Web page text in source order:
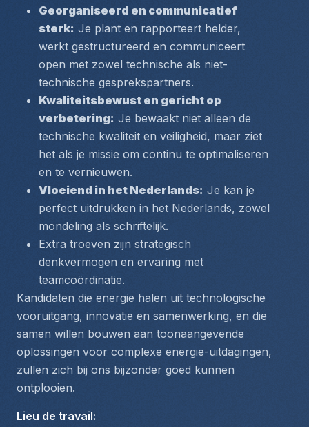
Georganiseerd en communicatief
sterk: Je plant en rapporteert helder,
werkt gestructureerd en communiceert
open met zowel technische als niet-
technische gesprekspartners.
Kwaliteitsbewust en gericht op
verbetering: Je bewaakt niet alleen de
technische kwaliteit en veiligheid, maar ziet
het als je missie om continu te optimaliseren
en te vernieuwen.
Vloeiend in het Nederlands: Je kan je
perfect uitdrukken in het Nederlands, zowel
mondeling als schriftelijk.
Extra troeven zijn strategisch
denkvermogen en ervaring met
teamcoördinatie.
Kandidaten die energie halen uit technologische
vooruitgang, innovatie en samenwerking, en die
samen willen bouwen aan toonaangevende
oplossingen voor complexe energie-uitdagingen,
zullen zich bij ons bijzonder goed kunnen
ontplooien.
Lieu de travail: